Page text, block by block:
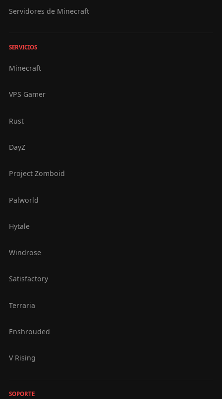
Servidores de Minecraft
SERVICIOS
Minecraft
VPS Gamer
Rust
DayZ
Project Zomboid
Palworld
Hytale
Windrose
Satisfactory
Terraria
Enshrouded
V Rising
SOPORTE